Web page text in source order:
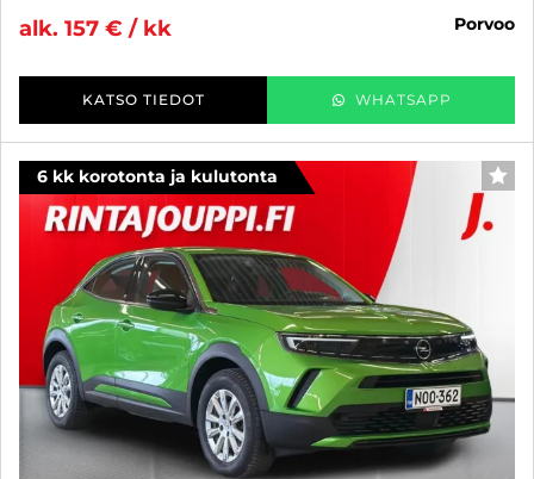
alk. 157 € / kk
porvoo
KATSO TIEDOT WHATSAPP
6 kk korotonta ja kulutonta